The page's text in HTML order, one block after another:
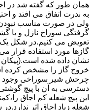
همان طور که گفته شد در
به ندرت اتفاق می افتد و
ولی در صورت مناسب
گرفتگی سوراخ نازل و یا
تعویض می کنیم.در شکل یک
گازها مورد استفاده قرار
نشان داده شده
خروج گاز را مشخص کرده
چرخش شیر سوراخی وجود
دسترسی به آن با پیچ
این پیچ شعله کم اجاق
شعله زیاد اجاق اثر